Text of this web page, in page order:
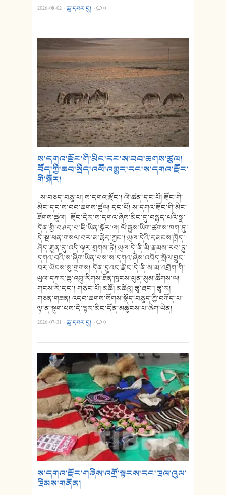
2026-08-02 ·ཆུ་དབར་བུ། · 0
ས་དགའ་རྫོང་གི་མིང་དང་ས་བབ་ཆགས་ཚུལ།
བོད་ཀྱི་ཆབ་སྲིད་འཕོ་འགྱུར་དང་ས་དགའ་རྫོང་
གི་སྐོར།
ས་བཅད་བཅུ་པ། ས་དགའ་རྫོང་། ལེ་ཚན་དང་པོ། རྫོང་གི་
མིང་དང་ས་བབ་ཆགས་ཚུལ། དང་པོ། ས་དགའ་རྫོང་གི་མིང་
ཐོགས་ཚུལ། རྫོང་དེར་ས་དགའ་ཞེས་མིང་དུ་བསྙད་པའི་སྒྲ་
དོན་གྱི་བཤད་པ་ཇི་ཡིན་སྐོར་ལ། ལོ་རྒྱུས་ཡིག་ཚགས་ཁག་ཏུ་
དེ་སྔ་ཕན་གསལ་བར་མ་རྙེད་ཀྱང་། ཡུལ་དེའི་དམངས་ཁྲོད་
ཤོད་རྒྱུན་དུ་འདི་ལྟར་གྲགས་ཏེ། ཡུལ་དེ་ནི་མི་རྣམས་རབ་ཏུ་
དགའ་བའི་ས་ཞིག་ཡིན་པས་ས་དགའ་ཞེས་འབོད་སྲོལ་བྱུང་
བར་ཡོངས་སུ་གྲགས། དོན་དུའང་རྫོང་དེ་ནི་ས་མ་འབྲོག་གི་
ཡུལ་དཀར་ཆུ་འབྲུ་རིགས་ཐོན་ཁུངས་ཕུན་སུམ་ཚོགས་ལ།
གངས་རི་དང་། གཙང་པོ། མཚོ། མཚེའུ། རྩྭ་ཐང་། རྩྭ་ར།
གཅན་གཟན། འདབ་ཆགས་སོགས་སྣོད་བཅུད་ཀྱི་བཀོད་པ་
ལྟ་ན་སྡུག་པས་དེ་ལྟར་མིང་དོན་མཚུངས་པ་ཞིག་ཡིན།
2026-07-31 ·ཆུ་དབར་བུ། · 0
ས་དགའ་རྫོང་གཞིས་འགྲོ་སྟངས་དང་ཁྲལ་འུལ་
ཁྲིམས་གནོན།